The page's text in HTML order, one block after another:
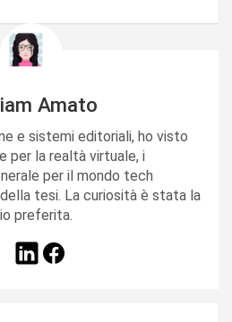
Amato
e sistemi editoriali, ho visto
per la realtà virtuale, i
per il mondo tech
tesi. La curiosità è stata la
preferita.